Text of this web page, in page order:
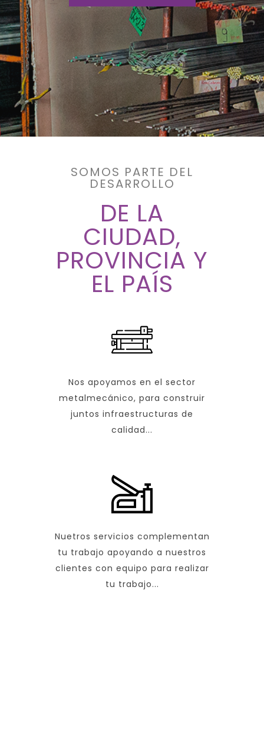
SOMOS PARTE DEL
DESARROLLO
DE LA
CIUDAD,
PROVINCIA Y
EL PAÍS
Nos apoyamos en el sector
metalmecánico, para construir
juntos infraestructuras de
calidad...
Nuetros servicios complementan
tu trabajo apoyando a nuestros
clientes con equipo para realizar
tu trabajo...